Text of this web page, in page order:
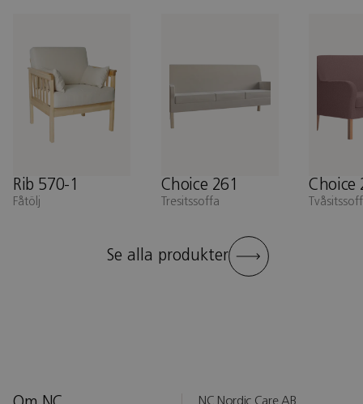
Rib 570-1
Fåtölj
Choice 261
Tresitssoffa
Choice
Se alla produkter